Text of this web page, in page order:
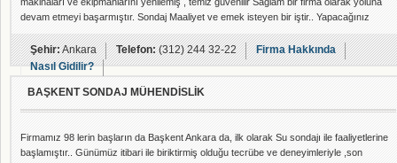
devam etmeyi başarmıştır. Sondaj Maaliyet ve emek isteyen bir iştir.. Yapacağınız
yatırımların ve en Önemlisi Emeğinizin ziyan olmaması için bizleri aramakan
çekinmeyiniz. Başta Ankara olmak üzere , Sondaj Suyuna İhtiyaç duyulan Türkiye'nin
her yerinde hizmet v
Şehir:Ankara Telefon:(312) 244 32-22
Firma Hakkında
Nasıl Gidilir?
BAŞKENT SONDAJ MÜHENDİSLİK
Firmamız 98 lerin başların da Başkent Ankara da, ilk olarak Su sondajı ile faaliyetlerine
başlamıştır.. Günümüz itibari ile biriktirmiş olduğu tecrübe ve deneyimleriyle ,son